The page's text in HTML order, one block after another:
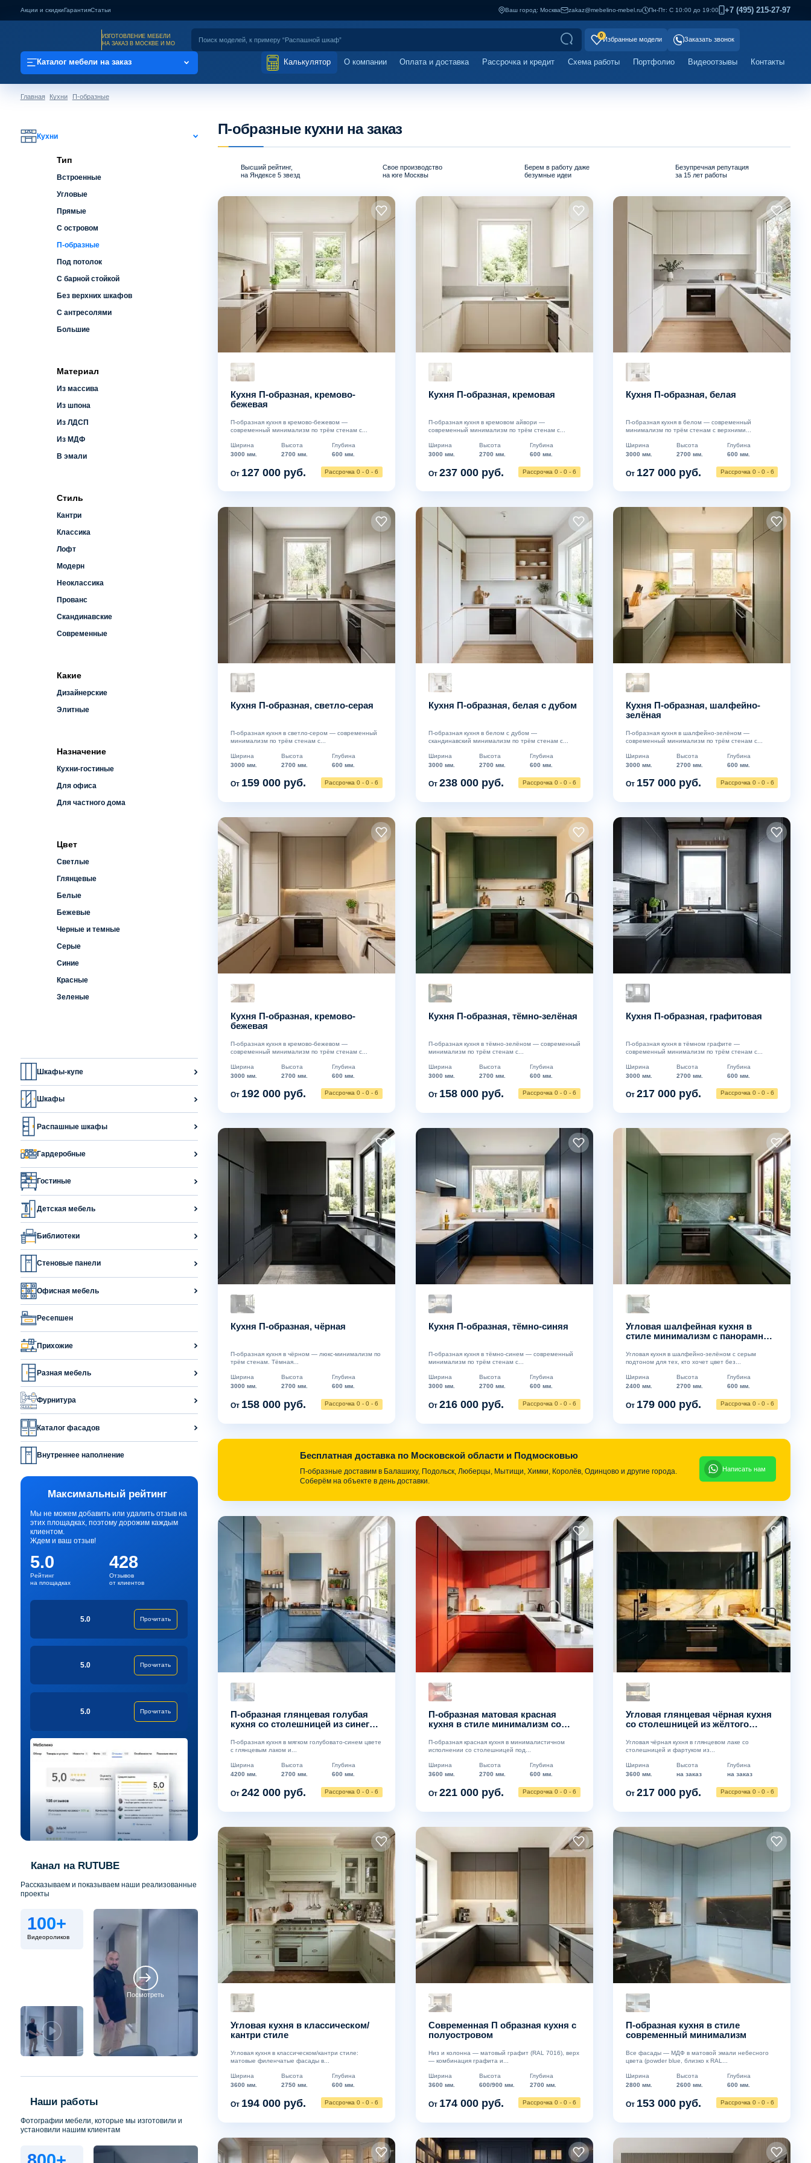
Акции и скидкиГарантияСтатьи Ваш город: Москва zakaz@mebelino-mebel.ru Пн-Пт: С 10:00 до 19:00 +7 (495) 215-27-97
ИЗГОТОВЛЕНИЕ МЕБЕЛИ
НА ЗАКАЗ В МОСКВЕ И МО
0
Избранные модели Заказать звонок
Каталог мебели на заказ Калькулятор О компании Оплата и доставка Рассрочка и кредит Схема работы Портфолио Видеоотзывы Контакты
Главная Кухни П-образные
П-образные кухни на заказ
Высший рейтинг,
на Яндексе 5 звезд
Свое производство
на юге Москвы
Берем в работу даже
безумные идеи
Безупречная репутация
за 15 лет работы
Кухня П-образная, кремово-
бежевая
П-образная кухня в кремово-бежевом —
современный минимализм по трём стенам с...
Ширина
3000 мм.
Высота
2700 мм.
Глубина
600 мм.
От 127 000 руб. Рассрочка 0 - 0 - 6
Кухня П-образная, кремовая
П-образная кухня в кремовом айвори —
современный минимализм по трём стенам с...
Ширина
3000 мм.
Высота
2700 мм.
Глубина
600 мм.
От 237 000 руб. Рассрочка 0 - 0 - 6
Кухня П-образная, белая
П-образная кухня в белом — современный
минимализм по трём стенам с верхними...
Ширина
3000 мм.
Высота
2700 мм.
Глубина
600 мм.
От 127 000 руб. Рассрочка 0 - 0 - 6
Кухня П-образная, светло-серая
П-образная кухня в светло-сером — современный
минимализм по трём стенам с...
Ширина
3000 мм.
Высота
2700 мм.
Глубина
600 мм.
От 159 000 руб. Рассрочка 0 - 0 - 6
Кухня П-образная, белая с дубом
П-образная кухня в белом с дубом —
скандинавский минимализм по трём стенам с...
Ширина
3000 мм.
Высота
2700 мм.
Глубина
600 мм.
От 238 000 руб. Рассрочка 0 - 0 - 6
Кухня П-образная, шалфейно-
зелёная
П-образная кухня в шалфейно-зелёном —
современный минимализм по трём стенам с...
Ширина
3000 мм.
Высота
2700 мм.
Глубина
600 мм.
От 157 000 руб. Рассрочка 0 - 0 - 6
Кухня П-образная, кремово-
бежевая
П-образная кухня в кремово-бежевом —
современный минимализм по трём стенам с...
Ширина
3000 мм.
Высота
2700 мм.
Глубина
600 мм.
От 192 000 руб. Рассрочка 0 - 0 - 6
Кухня П-образная, тёмно-зелёная
П-образная кухня в тёмно-зелёном — современный
минимализм по трём стенам с...
Ширина
3000 мм.
Высота
2700 мм.
Глубина
600 мм.
От 158 000 руб. Рассрочка 0 - 0 - 6
Кухня П-образная, графитовая
П-образная кухня в тёмном графите —
современный минимализм по трём стенам с...
Ширина
3000 мм.
Высота
2700 мм.
Глубина
600 мм.
От 217 000 руб. Рассрочка 0 - 0 - 6
Кухня П-образная, чёрная
П-образная кухня в чёрном — люкс-минимализм по
трём стенам. Тёмная...
Ширина
3000 мм.
Высота
2700 мм.
Глубина
600 мм.
От 158 000 руб. Рассрочка 0 - 0 - 6
Кухня П-образная, тёмно-синяя
П-образная кухня в тёмно-синем — современный
минимализм по трём стенам с...
Ширина
3000 мм.
Высота
2700 мм.
Глубина
600 мм.
От 216 000 руб. Рассрочка 0 - 0 - 6
Угловая шалфейная кухня в
стиле минимализм с панорамным
Угловая кухня в шалфейно-зелёном с серым
подтоном для тех, кто хочет цвет без...
Ширина
2400 мм.
Высота
2700 мм.
Глубина
600 мм.
От 179 000 руб. Рассрочка 0 - 0 - 6
Бесплатная доставка по Московской области и Подмосковью
П-образные доставим в Балашиху, Подольск, Люберцы, Мытищи, Химки, Королёв, Одинцово и другие города.
Соберём на объекте в день доставки.
Написать нам
П-образная глянцевая голубая
кухня со столешницей из синего
П-образная кухня в мягком голубовато-синем цвете
с глянцевым лаком и...
Ширина
4200 мм.
Высота
2700 мм.
Глубина
600 мм.
От 242 000 руб. Рассрочка 0 - 0 - 6
П-образная матовая красная
кухня в стиле минимализм со
П-образная красная кухня в минималистичном
исполнении со столешницей под...
Ширина
3600 мм.
Высота
2700 мм.
Глубина
600 мм.
От 221 000 руб. Рассрочка 0 - 0 - 6
Угловая глянцевая чёрная кухня
со столешницей из жёлтого
Угловая чёрная кухня в глянцевом лаке со
столешницей и фартуком из...
Ширина
3600 мм.
Высота
на заказ
Глубина
на заказ
От 217 000 руб. Рассрочка 0 - 0 - 6
Угловая кухня в классическом/
кантри стиле
Угловая кухня в классическом/кантри стиле:
матовые филенчатые фасады в...
Ширина
3600 мм.
Высота
2750 мм.
Глубина
600 мм.
От 194 000 руб. Рассрочка 0 - 0 - 6
Современная П образная кухня с
полуостровом
Низ и колонна — матовый графит (RAL 7016), верх
— комбинация графита и...
Ширина
3600 мм.
Высота
600/900 мм.
Глубина
2700 мм.
От 174 000 руб. Рассрочка 0 - 0 - 6
П-образная кухня в стиле
современный минимализм
Все фасады — МДФ в матовой эмали небесного
цвета (powder blue, близко к RAL...
Ширина
2800 мм.
Высота
2600 мм.
Глубина
600 мм.
От 153 000 руб. Рассрочка 0 - 0 - 6
Кухни
Тип
Встроенные
Угловые
Прямые
С островом
П-образные
Под потолок
С барной стойкой
Без верхних шкафов
С антресолями
Большие
Материал
Из массива
Из шпона
Из ЛДСП
Из МДФ
В эмали
Стиль
Кантри
Классика
Лофт
Модерн
Неоклассика
Прованс
Скандинавские
Современные
Какие
Дизайнерские
Элитные
Назначение
Кухни-гостиные
Для офиса
Для частного дома
Цвет
Светлые
Глянцевые
Белые
Бежевые
Черные и темные
Серые
Синие
Красные
Зеленые
Шкафы-купе
Шкафы
Распашные шкафы
Гардеробные
Гостиные
Детская мебель
Библиотеки
Стеновые панели
Офисная мебель
Ресепшен
Прихожие
Разная мебель
Фурнитура
Каталог фасадов
Внутреннее наполнение
Максимальный рейтинг
Мы не можем добавить или удалить отзыв на
этих площадках, поэтому дорожим каждым
клиентом.
Ждем и ваш отзыв!
5.0
Рейтинг
на площадках
428
Отзывов
от клиентов
5.0 Прочитать
5.0 Прочитать
5.0 Прочитать
Канал на RUTUBE
Рассказываем и показываем наши реализованные
проекты
100+
Видеороликов
Посмотреть
Наши работы
Фотографии мебели, которые мы изготовили и
установили нашим клиентам